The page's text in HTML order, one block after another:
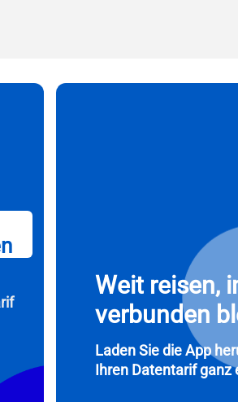
Weit reisen,
verbunden
Laden Sie die App
Ihren Datentarif ganz
體中文
KRW -
- Singapur-Dollar
EUR - Euro
PHP -
Indonesische Rupiah AUD -